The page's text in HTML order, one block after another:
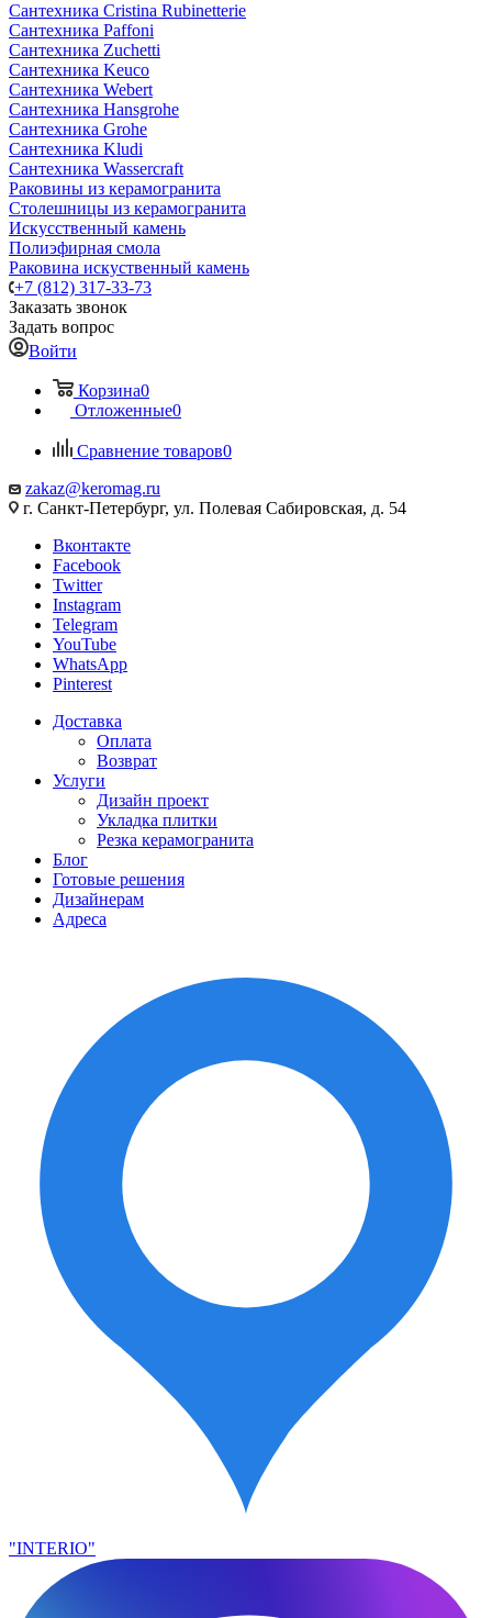
Сантехника Cristina Rubinetterie
Сантехника Paffoni
Сантехника Zuchetti
Сантехника Keuco
Сантехника Webert
Сантехника Hansgrohe
Сантехника Grohe
Сантехника Kludi
Сантехника Wassercraft
Раковины из керамогранита
Столешницы из керамогранита
Искусственный камень
Полиэфирная смола
Раковина искуственный камень
+7 (812) 317-33-73
Заказать звонок
Задать вопрос
Войти
Корзина0
Отложенные0
Сравнение товаров0
zakaz@keromag.ru
г. Санкт-Петербург, ул. Полевая Сабировская, д. 54
Вконтакте
Facebook
Twitter
Instagram
Telegram
YouTube
WhatsApp
Pinterest
Доставка
Оплата
Возврат
Услуги
Дизайн проект
Укладка плитки
Резка керамогранита
Блог
Готовые решения
Дизайнерам
Адреса
"INTERIO"